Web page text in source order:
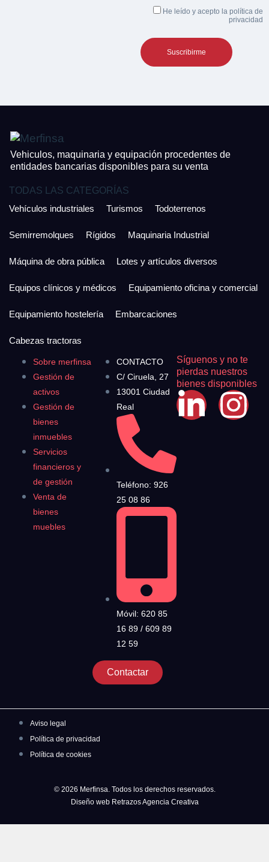
He leído y acepto la política de
privacidad
Vehiculos, maquinaria y equipación procedentes de
entidades bancarias disponibles para su venta
Sobre merfinsa
Gestión de
activos
Gestión de
bienes
inmuebles
Servicios
financieros y
de gestión
Venta de
bienes
muebles
CONTACTO
C/ Ciruela, 27
13001 Ciudad
Real
Teléfono: 926
25 08 86
Móvil: 620 85
16 89 / 609 89
12 59
Contactar
Síguenos y no te
pierdas nuestros
bienes disponibles
TODAS LAS CATEGORÍAS
Vehículos industriales
Turismos Todoterrenos
Semirremolques Rígidos Maquinaria Industrial
Máquina de obra pública Lotes y artículos diversos
Equipos clínicos y médicos Equipamiento oficina y comercial
Equipamiento hostelería Embarcaciones
Cabezas tractoras
Aviso legal
Política de privacidad
Política de cookies
© 2026 Merfinsa. Todos los derechos reservados.
Diseño web Retrazos Agencia Creativa